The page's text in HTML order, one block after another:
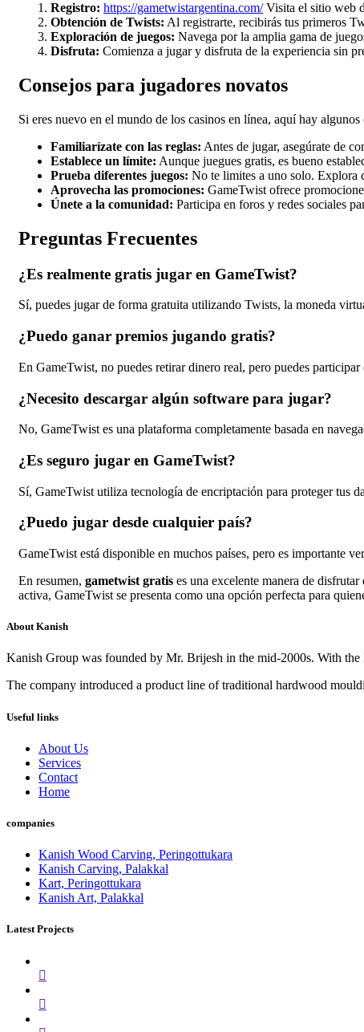
Registro: https://gametwistargentina.com/Visita el sitio web
Obtención de Twists: Al registrarte, recibirás tus primeros
Exploración de juegos: Navega por la amplia gama de
Disfruta: Comienza a jugar y disfruta de la experiencia sin
Consejos para jugadores novatos
Si eres nuevo en el mundo de los casinos en línea, aquí hay
Familiarízate con las reglas: Antes de jugar, asegúrate de
Establece un límite: Aunque juegues gratis, es bueno
Prueba diferentes juegos: No te limites a uno solo. Explora
Aprovecha las promociones: GameTwist ofrece
Únete a la comunidad: Participa en foros y redes sociales
Preguntas Frecuentes
¿Es realmente gratis jugar en GameTwist?
Sí, puedes jugar de forma gratuita utilizando Twists, la moneda
¿Puedo ganar premios jugando gratis?
En GameTwist, no puedes retirar dinero real, pero puedes
¿Necesito descargar algún software para jugar?
No, GameTwist es una plataforma completamente basada en
¿Es seguro jugar en GameTwist?
Sí, GameTwist utiliza tecnología de encriptación para proteger tus
¿Puedo jugar desde cualquier país?
GameTwist está disponible en muchos países, pero es importante
En resumen, gametwist gratis es una excelente manera de
activa, GameTwist se presenta como una opción perfecta para
About Kanish
Kanish Group was founded by Mr. Brijesh in the mid-2000s. With
The company introduced a product line of traditional hardwood
Useful links
About Us
Services
Contact
Home
companies
Kanish Wood Carving, Peringottukara
Kanish Carving, Palakkal
Kart, Peringottukara
Kanish Art, Palakkal
Latest Projects